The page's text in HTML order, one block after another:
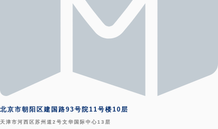
北京市朝阳区建国路93号院11号楼10层
天津市河西区苏州道2号文华国际中心13层